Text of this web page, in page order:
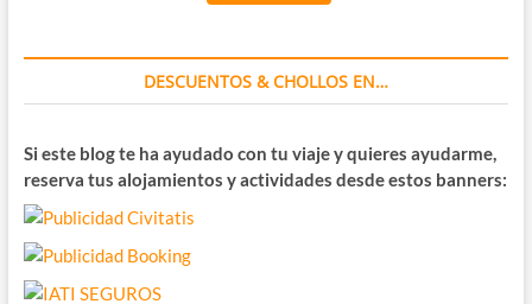
DESCUENTOS & CHOLLOS EN…
Si este blog te ha ayudado con tu viaje y quieres ayudarme,
reserva tus alojamientos y actividades desde estos banners: